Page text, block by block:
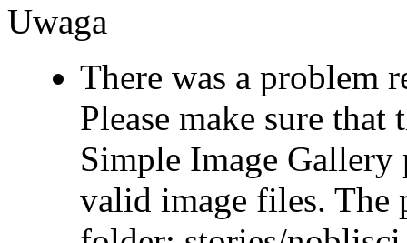
Uwaga
There was a problem
Please make sure
Simple Image Gallery
valid image files. The